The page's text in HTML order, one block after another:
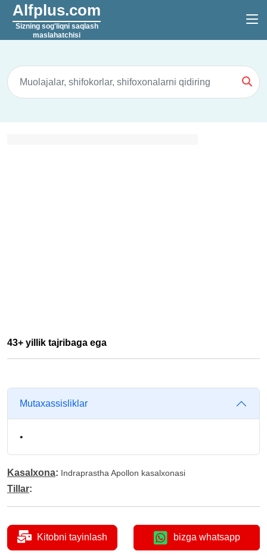
Alfplus.com
Sizning sog'liqni saqlash
maslahatchisi
43+ yillik tajribaga ega
Mutaxassisliklar
•
Kasalxona: Indraprastha Apollon kasalxonasi
Tillar:
Kitobni tayinlash bizga whatsapp